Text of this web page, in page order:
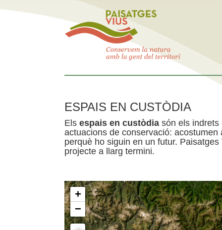
ESPAIS EN CUSTÒDIA
Els espais en custòdia són els indrets
actuacions de conservació:
perquè ho siguin en un futur.
projecte a llarg termini.
+
−